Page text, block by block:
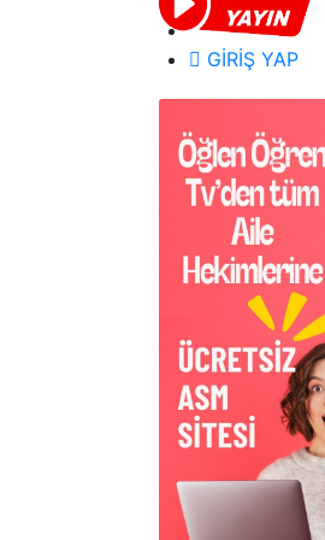
GİRİŞ YAP